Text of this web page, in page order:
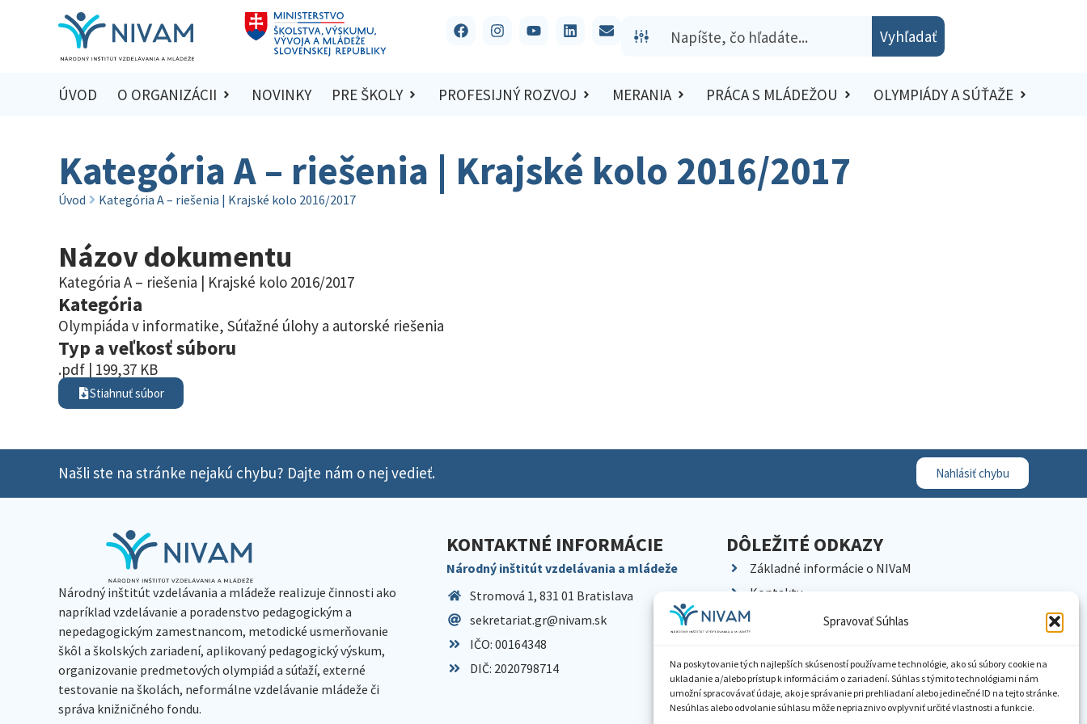
Spravovať Súhlas
Na poskytovanie tých najlepších skúseností používame technológie, ako sú súbory cookie na
ukladanie a/alebo prístup k informáciám o zariadení. Súhlas s týmito technológiami nám
umožní spracovávať údaje, ako je správanie pri prehliadaní alebo jedinečné ID na tejto stránke.
Nesúhlas alebo odvolanie súhlasu môže nepriaznivo ovplyvniť určité vlastnosti a funkcie.
Vyhľadať
ÚVOD O ORGANIZÁCII NOVINKY PRE ŠKOLY PROFESIJNÝ ROZVOJ MERANIA PRÁCA S MLÁDEŽOU OLYMPIÁDY A SÚŤAŽE
Kategória A – riešenia | Krajské kolo 2016/2017
Úvod Kategória A – riešenia | Krajské kolo 2016/2017
Názov dokumentu
Kategória A – riešenia | Krajské kolo 2016/2017
Kategória
Olympiáda v informatike, Súťažné úlohy a autorské riešenia
Typ a veľkosť súboru
.pdf | 199,37 KB
Stiahnuť súbor
Našli ste na stránke nejakú chybu? Dajte nám o nej vedieť. Nahlásiť chybu
Národný inštitút vzdelávania a mládeže realizuje činnosti ako
napríklad vzdelávanie a poradenstvo pedagogickým a
nepedagogickým zamestnancom, metodické usmerňovanie
škôl a školských zariadení, aplikovaný pedagogický výskum,
organizovanie predmetových olympiád a súťaží, externé
testovanie na školách, neformálne vzdelávanie mládeže či
správa knižničného fondu.
KONTAKTNÉ INFORMÁCIE
Národný inštitút vzdelávania a mládeže
Stromová 1, 831 01 Bratislava
sekretariat.gr@nivam.sk
IČO: 00164348
DIČ: 2020798714
DÔLEŽITÉ ODKAZY
Základné informácie o NIVaM
Kontakty
Kariéra
Pracoviská NIVaM
Dokumenty inštitúcie
Knižnica